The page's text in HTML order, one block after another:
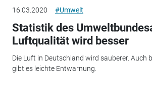
16.03.2020 #Umwelt
Statistik des
Luftqualität wird besser
Die Luft in Deutschland wird sauberer. Auch
gibt es leichte Entwarnung.